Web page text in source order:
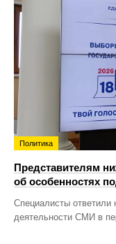
Политика
Представителям
об особенностях
Специалисты
деятельности СМИ в